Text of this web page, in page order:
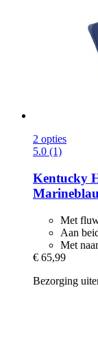
2 opties
5.0 (1)
Kentucky
Met
Aan
Met
€ 65,99
Bezorging